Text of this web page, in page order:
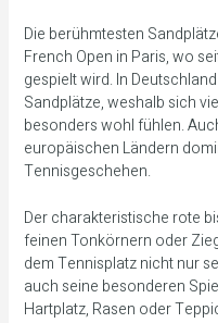
Die berühmtesten
French Open in Paris, wo
gespielt wird. In
Sandplätze, weshalb sich
besonders wohl fühlen.
europäischen Ländern
Tennisgeschehen.
Der charakteristische rote
feinen Tonkörnern oder
dem Tennisplatz nicht nur
auch seine besonderen
Hartplatz, Rasen oder